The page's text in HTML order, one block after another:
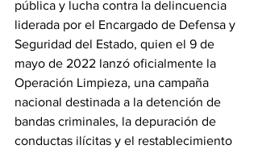
pública y lucha contra la delincuencia
liderada por el Encargado de Defensa y
Seguridad del Estado, quien el 9 de
mayo de 2022 lanzó oficialmente la
Operación Limpieza, una campaña
nacional destinada a la detención de
bandas criminales, la depuración de
conductas ilícitas y el restablecimiento